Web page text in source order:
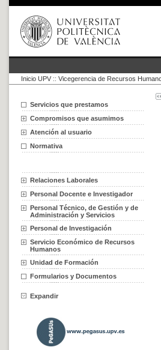
Inicio UPV :: Vicegerencia de Recursos
Servicios que prestamos
Compromisos que asumimos
Atención al usuario
Normativa
Relaciones Laborales
Personal Docente e Investigador
Personal Técnico, de Gestión y de
Administración y Servicios
Personal de Investigación
Servicio Económico de Recursos
Humanos
Unidad de Formación
Formularios y Documentos
Expandir